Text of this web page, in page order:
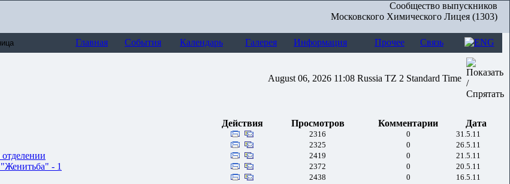
Сообщество выпускников
Московского Химического Лицея (1303)
Главная События Календарь Галерея Информация Прочее
Связь
August 06, 2026 11:08 Russia TZ 2 Standard Time
Действия Просмотров Комментарии
Дата
2316 0 31.5.11
2325 0 26.5.11
2419 0 21.5.11
- 1 2372 0 20.5.11
2438 0
16.5.11